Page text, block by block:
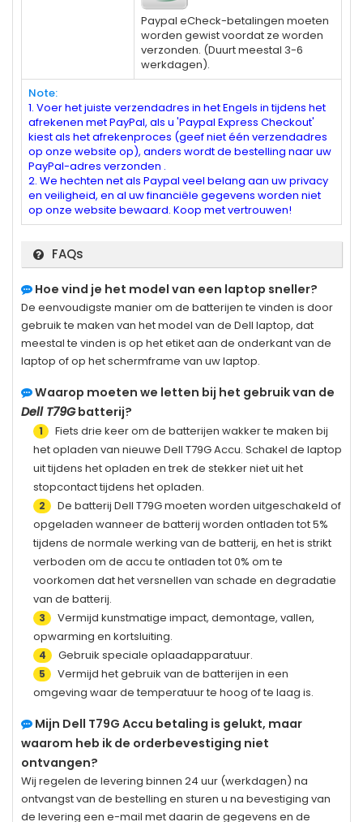
Paypal eCheck-betalingen moeten
worden gewist voordat ze worden
verzonden. (Duurt meestal 3-6
werkdagen).
Note:
1. Voer het juiste verzendadres in het Engels in tijdens het
afrekenen met PayPal, als u 'Paypal Express Checkout'
kiest als het afrekenproces (geef niet één verzendadres
op onze website op), anders wordt de bestelling naar uw
PayPal-adres verzonden .
2. We hechten net als Paypal veel belang aan uw privacy
en veiligheid, en al uw financiële gegevens worden niet
op onze website bewaard. Koop met vertrouwen!
FAQs
Hoe vind je het model van een laptop sneller?
De eenvoudigste manier om de batterijen te vinden is door
gebruik te maken van het model van de Dell laptop, dat
meestal te vinden is op het etiket aan de onderkant van de
laptop of op het schermframe van uw laptop.
Waarop moeten we letten bij het gebruik van de
Dell T79Gbatterij?
1
Fiets drie keer om de batterijen wakker te maken bij
het opladen van nieuwe Dell T79GAccu. Schakel de laptop
uit tijdens het opladen en trek de stekker niet uit het
stopcontact tijdens het opladen.
2 De batterij Dell T79Gmoeten worden uitgeschakeld of
opgeladen wanneer de batterij worden ontladen tot 5%
tijdens de normale werking van de batterij, en het is strikt
verboden om de accu te ontladen tot 0% om te
voorkomen dat het versnellen van schade en degradatie
van de batterij.
3
Vermijd kunstmatige impact, demontage, vallen,
opwarming en kortsluiting.
4 Gebruik speciale oplaadapparatuur.
5
Vermijd het gebruik van de batterijen in een
omgeving waar de temperatuur te hoog of te laag is.
Mijn Dell T79G Accu betaling is gelukt, maar
waarom heb ik de orderbevestiging niet
ontvangen?
Wij regelen de levering binnen 24 uur (werkdagen) na
ontvangst van de bestelling en sturen u na bevestiging van
de levering een e-mail met daarin de gegevens en de